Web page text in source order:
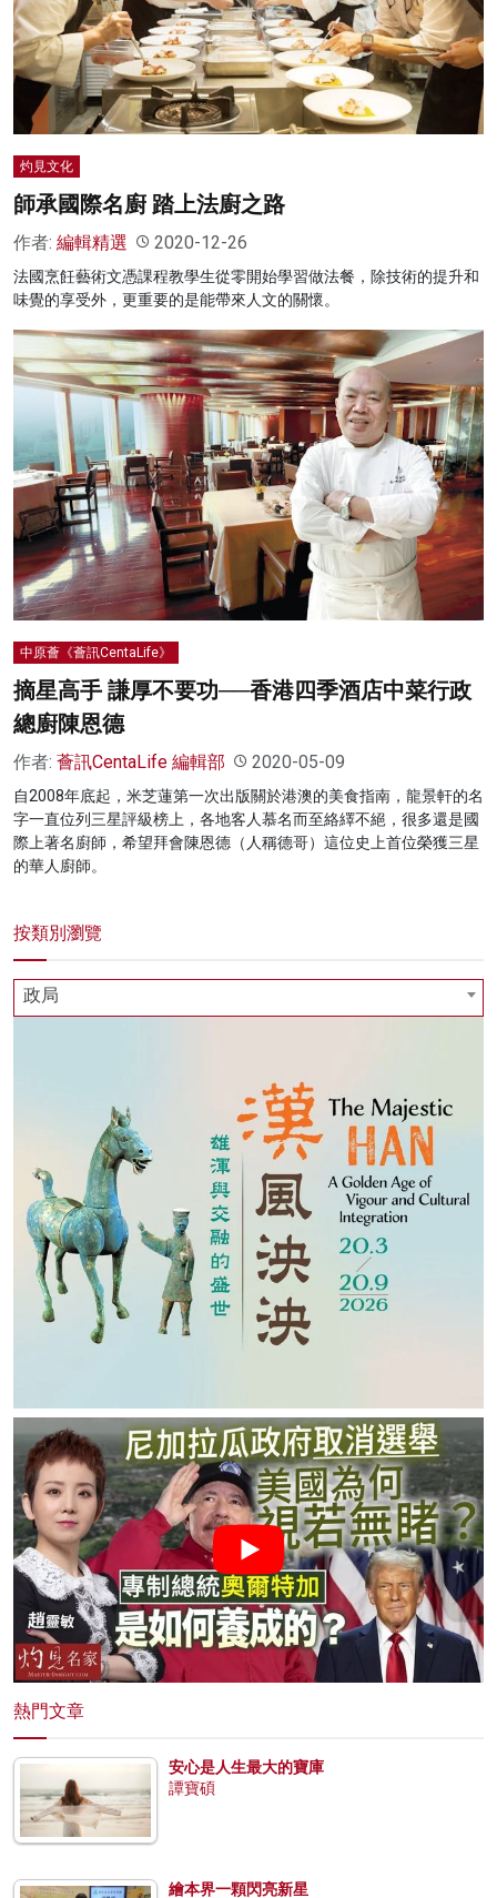
灼見文化
師承國際名廚 踏上法廚之路
作者: 編輯精選 2020-12-26
法國烹飪藝術文憑課程教學生從零開始學習做法餐，除技術的提升和
味覺的享受外，更重要的是能帶來人文的關懷。
中原薈《薈訊CentaLife》
摘星高手 謙厚不要功──香港四季酒店中菜行政
總廚陳恩德
作者: 薈訊CentaLife 編輯部 2020-05-09
自2008年底起，米芝蓮第一次出版關於港澳的美食指南，龍景軒的名
字一直位列三星評級榜上，各地客人慕名而至絡繹不絕，很多還是國
際上著名廚師，希望拜會陳恩德（人稱德哥）這位史上首位榮獲三星
的華人廚師。
按類別瀏覽
政局
熱門文章
安心是人生最大的寶庫
譚寶碩
繪本界一顆閃亮新星